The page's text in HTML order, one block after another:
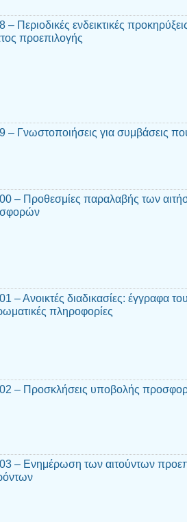
Περιοδικές ενδεικτικές
προεπιλογής
– Γνωστοποιήσεις για συμβάσεις
– Προθεσμίες παραλαβής των
– Ανοικτές διαδικασίες: έγγραφα
πληροφορίες
– Προσκλήσεις υποβολής
– Ενημέρωση των αιτούντων